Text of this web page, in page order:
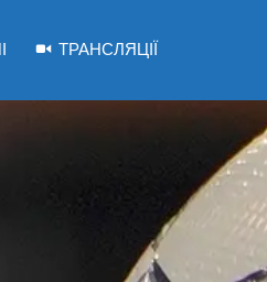
ТРАНСЛЯЦІЇ